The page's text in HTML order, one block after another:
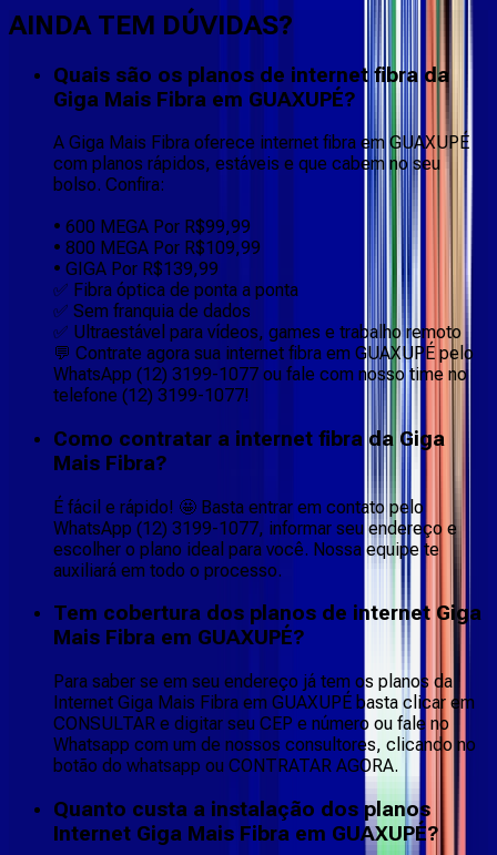
AINDA TEM DÚVIDAS?
Quais são os planos de internet fibra da
Giga Mais Fibra em GUAXUPÉ?
A Giga Mais Fibra oferece internet fibra em GUAXUPÉ
com planos rápidos, estáveis e que cabem no seu
bolso. Confira:
• 600 MEGA Por R$99,99
• 800 MEGA Por R$109,99
• GIGA Por R$139,99
✅ Fibra óptica de ponta a ponta
✅ Sem franquia de dados
✅ Ultraestável para vídeos, games e trabalho remoto
💬 Contrate agora sua internet fibra em GUAXUPÉ pelo
WhatsApp (12) 3199-1077 ou fale com nosso time no
telefone (12) 3199-1077!
Como contratar a internet fibra da Giga
Mais Fibra?
É fácil e rápido! 🤩 Basta entrar em contato pelo
WhatsApp (12) 3199-1077, informar seu endereço e
escolher o plano ideal para você. Nossa equipe te
auxiliará em todo o processo.
Tem cobertura dos planos de internet Giga
Mais Fibra em GUAXUPÉ?
Para saber se em seu endereço já tem os planos da
Internet Giga Mais Fibra em GUAXUPÉ basta clicar em
CONSULTAR e digitar seu CEP e número ou fale no
Whatsapp com um de nossos consultores, clicando no
botão do whatsapp ou CONTRATAR AGORA.
Quanto custa a instalação dos planos
Internet Giga Mais Fibra em GUAXUPÉ?